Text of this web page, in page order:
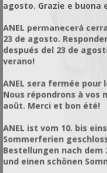
agosto. Grazie e buona
ANEL permanecerá
23 de agosto.
después del 23 de
verano!
ANEL sera fermée pour
Nous répondrons à vos
août. Merci et bon été!
ANEL ist vom 10. bis
Sommerferien
Bestellungen nach dem
und einen schönen